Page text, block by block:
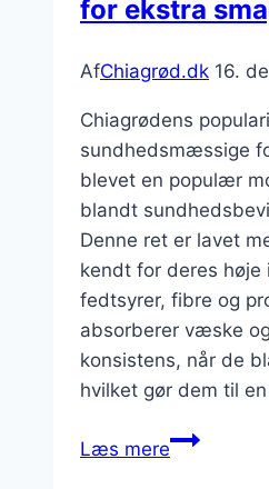
for ekstra
AfChiagrød.dk 16.
Chiagrødens
sundhedsmæssige
blevet en populær
blandt
Denne ret er lavet
kendt for deres
fedtsyrer, fibre og
absorberer væske
konsistens, når de
hvilket gør dem til
Læs mereChiagrød